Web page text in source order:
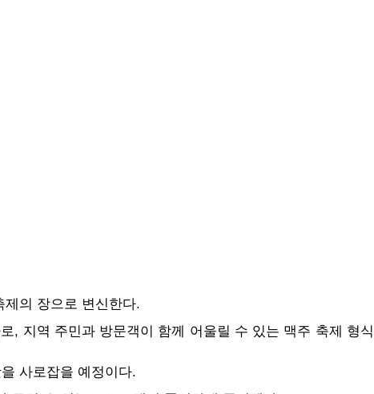
제의 장으로 변신한다.
, 지역 주민과 방문객이 함께 어울릴 수 있는 맥주 축제 형식
사로잡을 예정이다.